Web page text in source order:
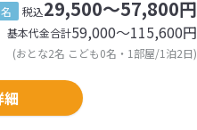
税込29,500～57,800円
基本代金合計59,000〜115,600円
(おとな2名 こども0名・1部屋/1泊2日)
細